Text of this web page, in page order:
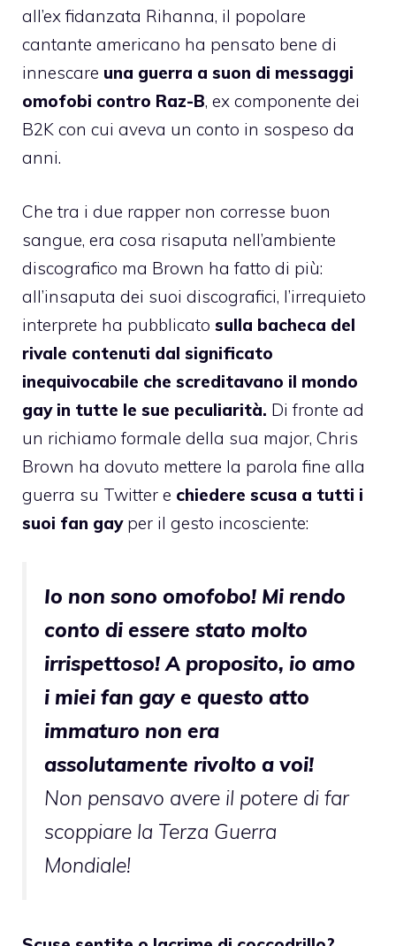
all’ex fidanzata Rihanna, il popolare
cantante americano ha pensato bene di
innescare una guerra a suon di messaggi
omofobi contro Raz-B, ex componente dei
B2K con cui aveva un conto in sospeso da
anni.
Che tra i due rapper non corresse buon
sangue, era cosa risaputa nell’ambiente
discografico ma Brown ha fatto di più:
all’insaputa dei suoi discografici, l’irrequieto
interprete ha pubblicato sulla bacheca del
rivale contenuti dal significato
inequivocabile che screditavano il mondo
gay in tutte le sue peculiarità. Di fronte ad
un richiamo formale della sua major, Chris
Brown ha dovuto mettere la parola fine alla
guerra su Twitter e chiedere scusa a tutti i
suoi fan gayper il gesto incosciente:
Io non sono omofobo! Mi rendo
conto di essere stato molto
irrispettoso! A proposito, io amo
i miei fan gay e questo atto
immaturo non era
assolutamente rivolto a voi!
Non pensavo avere il potere di far
scoppiare la Terza Guerra
Mondiale!